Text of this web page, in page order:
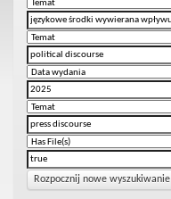
Rozpocznij nowe wyszukiwanie